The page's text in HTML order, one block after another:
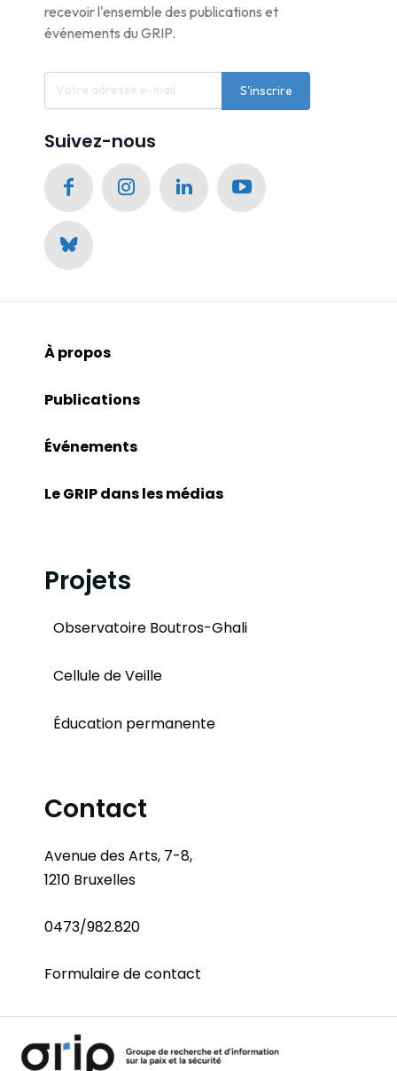
recevoir l'ensemble des publications et
événements du GRIP.
S'inscrire
Suivez-nous
À propos
Publications
Événements
Le GRIP dans les médias
Projets
Observatoire Boutros-Ghali
Cellule de Veille
Éducation permanente
Contact
Avenue des Arts, 7-8,
1210 Bruxelles
0473/982.820
Formulaire de contact